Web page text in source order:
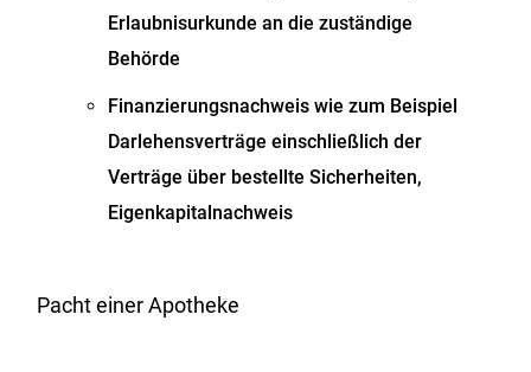
Erlaubnisurkunde an die zuständige
Behörde
Finanzierungsnachweis wie zum Beispiel
Darlehensverträge einschließlich der
Verträge über bestellte Sicherheiten,
Eigenkapitalnachweis
Pacht einer Apotheke